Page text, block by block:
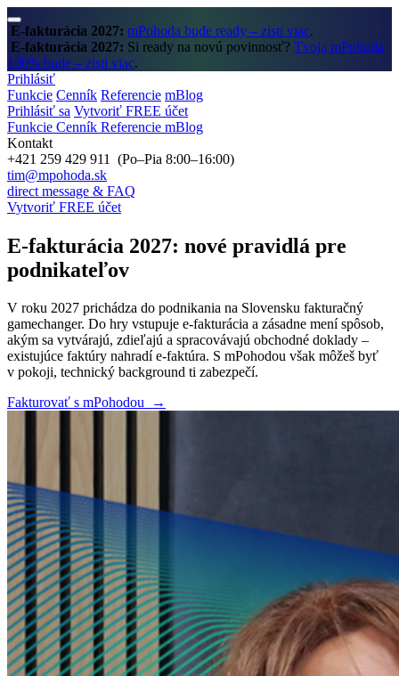
E-fakturácia 2027: mPohoda bude ready – zisti viac.
E-fakturácia 2027: Si ready na novú povinnosť? Tvoja mPohoda
100% bude – zisti viac.
Prihlásiť
Funkcie Cenník Referencie mBlog
Prihlásiť sa Vytvoriť FREE účet
Funkcie Cenník Referencie mBlog
Kontakt
+421 259 429 911 (Po–Pia 8:00–16:00)
tim@mpohoda.sk
direct message & FAQ
Vytvoriť FREE účet
E‑fakturácia 2027: nové pravidlá pre
podnikateľov
V roku 2027 prichádza do podnikania na Slovensku fakturačný
gamechanger. Do hry vstupuje e‑fakturácia a zásadne mení spôsob,
akým sa vytvárajú, zdieľajú a spracovávajú obchodné doklady –
existujúce faktúry nahradí e‑faktúra. S mPohodou však môžeš byť
v pokoji, technický background ti zabezpečí.
Fakturovať s mPohodou
→